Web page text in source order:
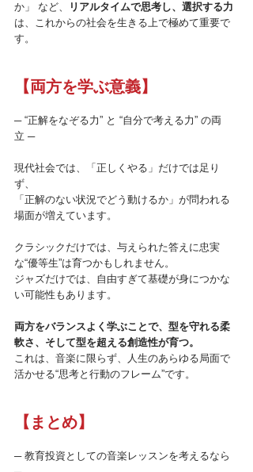
か」 など、
リアルタイムで思考し、選択する力
は、これからの社会を生きる上で極めて重要で
す。
【両方を学ぶ意義】
─ “正解をなぞる力” と “自分で考える力” の両
立 ─
現代社会では、「正しくやる」だけでは足り
ず、
「正解のない状況でどう動けるか」が問われる
クラシックだけでは、与えられた答えに忠実
な“優等生”は育つかもしれません。
ジャズだけでは、自由すぎて基礎が身につかな
い可能性もあります。
両方をバランスよく学ぶことで、型を守れる柔
軟さ、そして型を超える創造性が育つ。
これは、音楽に限らず、人生のあらゆる局面で
活かせる“思考と行動のフレーム”です。
【まとめ】
─ 教育投資としての音楽レッスンを考えるなら